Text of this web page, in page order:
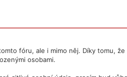
fóru, ale i mimo něj. Díky tomu,
osobami.